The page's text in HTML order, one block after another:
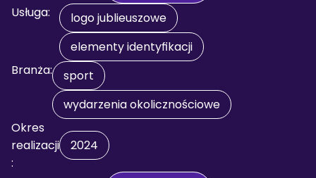
Usługa:
logo jublieuszowe
elementy identyfikacji
Branża:
sport
wydarzenia okolicznościowe
Okres
realizacji
:
2024